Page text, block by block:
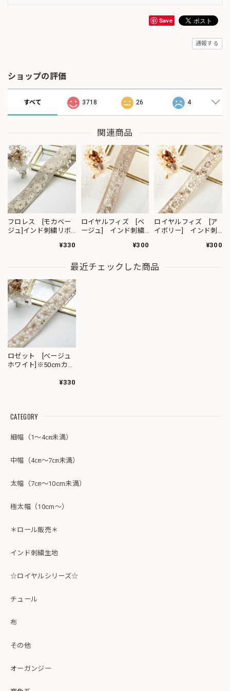
Save
通報する
ショップの評価
すべて 3718 26 4
関連商品
フロレス [モカベー
ジュ]インド刺繍リボ
¥330
ロイヤルフィズ [ベ
ージュ] インド刺繍
¥300
ロイヤルフィズ [ア
イボリー] インド刺
¥300
最近チェックした商品
ロゼット [べージュ
ホワイト]※50cmカッ
ド刺繍リボン 1538
¥330
CATEGORY
細幅（1～4㎝未満）
中幅（4㎝～7㎝未満）
太幅（7㎝～10cm未満）
極太幅（10cm～）
＊ロール販売＊
インド刺繍生地
☆ロイヤルシリーズ☆
チュール
布
その他
オーガンジー